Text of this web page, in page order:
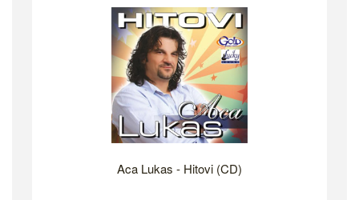
Aca Lukas - Hitovi (CD)